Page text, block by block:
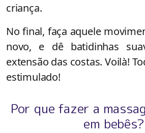
criança.
No final, faça aquele
novo, e dê batidinhas
extensão das costas. Voilà!
estimulado!
Por que fazer a
em bebês?